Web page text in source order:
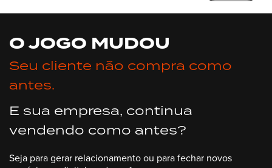
O JOGO MUDOU
Seu cliente não compra como
antes.
E sua empresa, continua
vendendo como antes?
Seja para gerar relacionamento ou para fechar novos